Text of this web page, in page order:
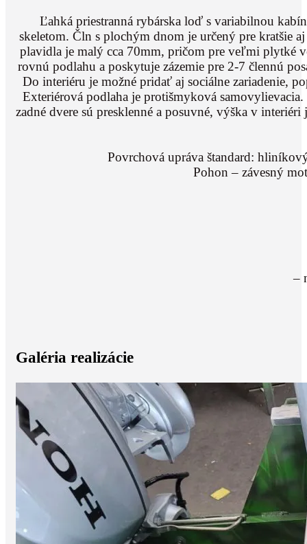
Ľahká priestranná rybárska loď s variabilnou
skeletom. Čln s plochým dnom je určený pre kratšie
plavidla je malý cca 70mm, pričom pre veľmi plytké
rovnú podlahu a poskytuje zázemie pre 2-7 člennú
Do interiéru je možné pridať aj sociálne zariadenie,
Exteriérová podlaha je protišmyková
zadné dvere sú presklenné a posuvné, výška v
Povrchová upráva štandard:
Pohon – závesný
–
Galéria realizácie